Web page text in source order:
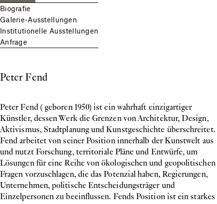
Biografie
Galerie-Ausstellungen
Institutionelle Ausstellungen
Anfrage
Peter Fend
Peter Fend ( geboren 1950) ist ein wahrhaft einzigartiger
Künstler, dessen Werk die Grenzen von Architektur, Design,
Aktivismus, Stadtplanung und Kunstgeschichte überschreitet.
Fend arbeitet von seiner Position innerhalb der Kunstwelt aus
und nutzt Forschung, territoriale Pläne und Entwürfe, um
Lösungen für eine Reihe von ökologischen und geopolitischen
Fragen vorzuschlagen, die das Potenzial haben, Regierungen,
Unternehmen, politische Entscheidungsträger und
Einzelpersonen zu beeinflussen. Fends Position ist ein starkes